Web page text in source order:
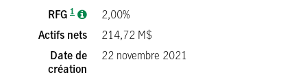
RFG 1
2,00%
Actifs nets
214,72 M$
Date de
création
22 novembre 2021